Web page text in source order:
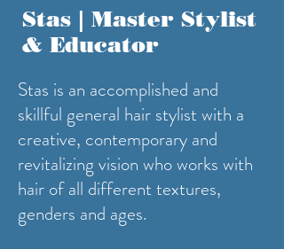
Stas | Master Stylist
& Educator
Stas is an accomplished and
skillful general hair stylist with a
creative, contemporary and
revitalizing vision who works with
hair of all different textures,
genders and ages.